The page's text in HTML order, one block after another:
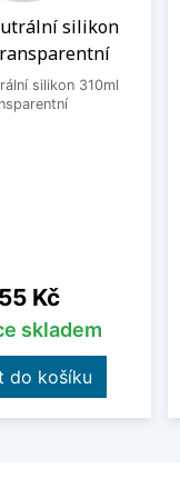
silikon
silikon 310ml
Kč
skladem
do košíku